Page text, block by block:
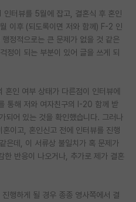
인터뷰를 5월에 잡고, 결혼식 후 혼인
이후 (되도록이면 저와 함께) F-2 인
정적으로는 큰 문제가 없을 것 같은
정이 되는 부분이 있어 글을 쓰게 되
인 여부 상태가 다른점이 인터뷰에
통해 저와 여자친구의 I-20 함께 받
어 있는 것을 확인했습니다. 그러나
이고, 혼인신고 전에 인터뷰를 진행
은데, 이 서류상 불일치가 혹 문제가
한 반응이 나오거나, 추가로 제가 결혼
행하게 될 경우 종종 영사쪽에서 결